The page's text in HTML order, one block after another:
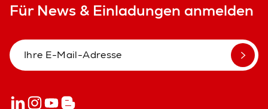
Für News & Einladungen anmelden